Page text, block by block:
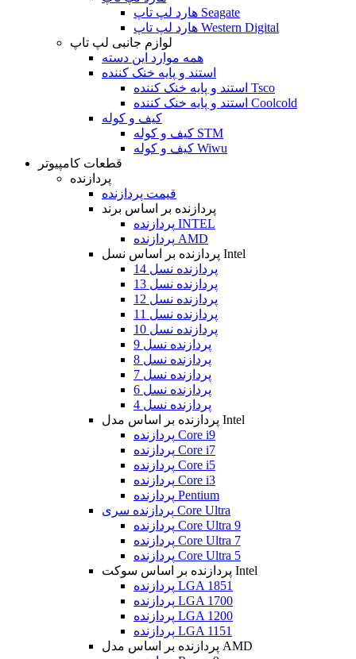
هارد لپ تاپ Seagate
هارد لپ تاپ Western Digital
لوازم جانبی لپ تاپ
همه موارد این دسته
استند و پایه خنک کننده
استند و پایه خنک کننده Tsco
استند و پایه خنک کننده Coolcold
کیف و کوله
کیف و کوله STM
کیف و کوله Wiwu
قطعات کامپیوتر
پردازنده
قیمت پردازنده
پردازنده بر اساس برند
پردازنده INTEL
پردازنده AMD
پردازنده بر اساس نسل Intel
پردازنده نسل 14
پردازنده نسل 13
پردازنده نسل 12
پردازنده نسل 11
پردازنده نسل 10
پردازنده نسل 9
پردازنده نسل 8
پردازنده نسل 7
پردازنده نسل 6
پردازنده نسل 4
پردازنده بر اساس مدل Intel
پردازنده Core i9
پردازنده Core i7
پردازنده Core i5
پردازنده Core i3
پردازنده Pentium
پردازنده سری Core Ultra
پردازنده Core Ultra 9
پردازنده Core Ultra 7
پردازنده Core Ultra 5
پردازنده بر اساس سوکت Intel
پردازنده LGA 1851
پردازنده LGA 1700
پردازنده LGA 1200
پردازنده LGA 1151
پردازنده بر اساس مدل AMD